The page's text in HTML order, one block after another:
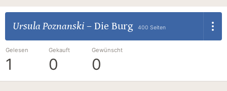
Ursula Poznanski– Die Burg 400 Seiten
Gelesen
1
Gekauft
0
Gewünscht
0